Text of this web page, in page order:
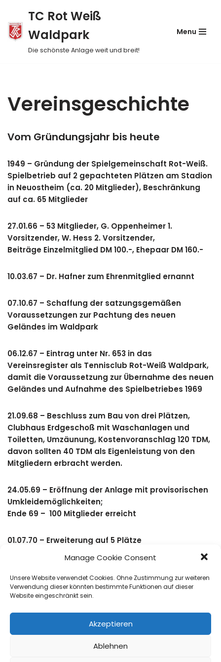
Manage Cookie Consent
Unsere Website verwendet Cookies. Ohne Zustimmung zur weiteren
Verwendung dieser könnten bestimmte Funktionen auf dieser
Website eingeschränkt sein.
Akzeptieren
Ablehnen
Skip
to
content
TC Rot Weiß
Waldpark
Die schönste Anlage weit und breit!
Menu
Vereinsgeschichte
Vom Gründungsjahr bis heute
1949 – Gründung der Spielgemeinschaft Rot-Weiß.
Spielbetrieb auf 2 gepachteten Plätzen am Stadion
in Neuostheim (ca. 20 Mitglieder), Beschränkung
auf ca. 65 Mitglieder
27.01.66 – 53 Mitglieder, G. Oppenheimer 1.
Vorsitzender, W. Hess 2. Vorsitzender,
Beiträge Einzelmitglied DM 100.-, Ehepaar DM 160.-
10.03.67 – Dr. Hafner zum Ehrenmitglied ernannt
07.10.67 – Schaffung der satzungsgemäßen
Voraussetzungen zur Pachtung des neuen
Geländes im Waldpark
06.12.67 – Eintrag unter Nr. 653 in das
Vereinsregister als Tennisclub Rot-Weiß Waldpark,
damit die Voraussetzung zur Übernahme des neuen
Geländes und Aufnahme des Spielbetriebes 1969
21.09.68 – Beschluss zum Bau von drei Plätzen,
Clubhaus Erdgeschoß mit Waschanlagen und
Toiletten, Umzäunung, Kostenvoranschlag 120 TDM,
davon sollten 40 TDM als Eigenleistung von den
Mitgliedern erbracht werden.
24.05.69 – Eröffnung der Anlage mit provisorischen
Umkleidemöglichkeiten;
Ende 69 – 100 Mitglieder erreicht
01.07.70 – Erweiterung auf 5 Plätze
15.07.71 – Bezug 1. Clubhaus
Mai 74 – Feier des 25jährigen Bestehens
Ende 74 – sind 200 Mitglieder erreicht